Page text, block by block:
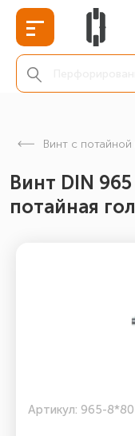
Винт с
Винт DIN
потайная
Артикул: 965-8*80